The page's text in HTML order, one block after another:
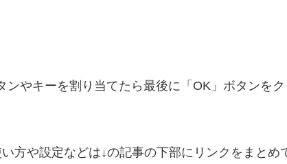
ンやキーを割り当てたら最後に「OK」ボタンを
方や設定などは↓の記事の下部にリンクをまとめ